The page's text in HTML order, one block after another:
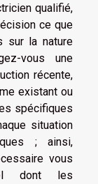
qualifié,
ce que
sur la nature
vous une
récente,
existant ou
spécifiques
situation
; ainsi,
vous
dont les